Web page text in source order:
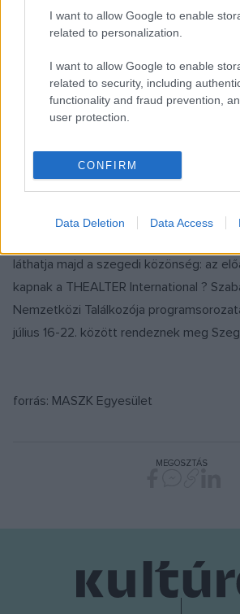
I want to allow Google to enable
related to personalization.
I want to allow Google to enable
related to security, including
functionality and fraud prevention,
user protection.
CONFIRM
Data Deletion Data Access
THEALTER International ? Szabad
Találkozója fesztivál vendége.
színház előadását megnézte, s
választotta társszervezőnek a MASZK
kérte fel Urbán Andrást is a
Buckowban munkacímű előadás
májusában kerül sor Berlinben.
A beszélgetést ? azaz mindkét
harmadik, német és magyar színészek
láthatja majd a szegedi közönség: az
kapnak a THEALTER International ?
Nemzetközi Találkozója
július 16-22. között rendeznek meg
forrás: MASZK Egyesület
MEGOSZTÁS